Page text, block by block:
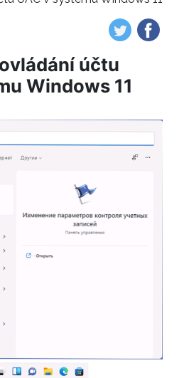
účtu
Windows 11